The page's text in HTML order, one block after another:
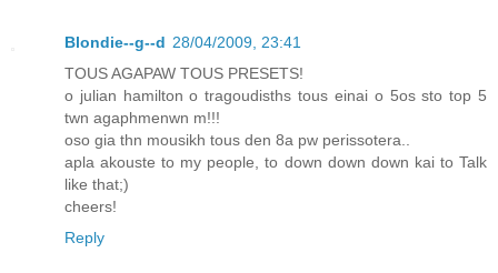
Blondie--g--d 28/04/2009, 23:41
TOUS AGAPAW TOUS PRESETS!
o julian hamilton o tragoudisths tous einai o 5os sto top 5
twn agaphmenwn m!!!
oso gia thn mousikh tous den 8a pw perissotera..
apla akouste to my people, to down down down kai to Talk
like that;)
cheers!
Reply